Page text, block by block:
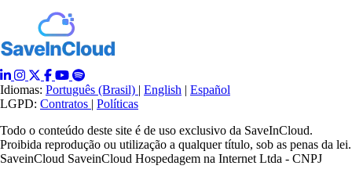
Idiomas: Português (Brasil) | English | Español
LGPD: Contratos | Políticas
Todo o conteúdo deste site é de uso exclusivo da SaveInCloud.
Proibida reprodução ou utilização a qualquer título, sob as penas da lei.
SaveinCloud SaveinCloud Hospedagem na Internet Ltda - CNPJ